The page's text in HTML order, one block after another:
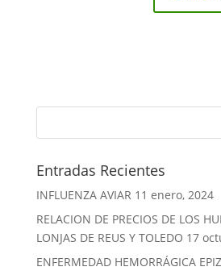
Entradas Recientes
INFLUENZA AVIAR 11 enero, 2024
RELACION DE PRECIOS DE LOS
LONJAS DE REUS Y TOLEDO 17
ENFERMEDAD HEMORRÁGICA